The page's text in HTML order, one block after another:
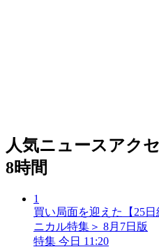
人気ニュースアク
8時間
1
買い局面を迎えた【25
ニカル特集＞ 8月7日版
特集 今日 11:20